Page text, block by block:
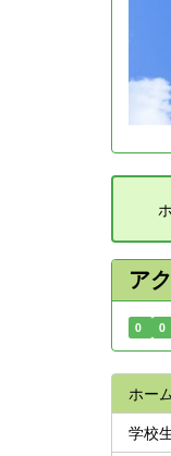
ア
0 0
ホーム
学校